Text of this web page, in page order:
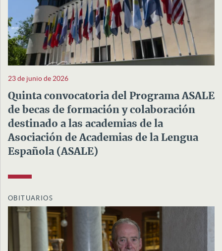
23 de junio de 2026
Quinta convocatoria del Programa ASALE
de becas de formación y colaboración
destinado a las academias de la
Asociación de Academias de la Lengua
Española (ASALE)
OBITUARIOS